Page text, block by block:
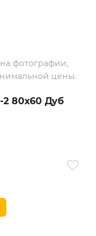
фотографии,
цены.
80х60 Дуб